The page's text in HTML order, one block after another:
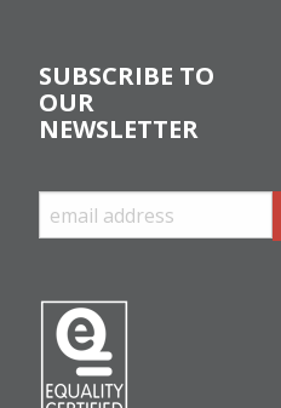
SUBSCRIBE TO
OUR
NEWSLETTER